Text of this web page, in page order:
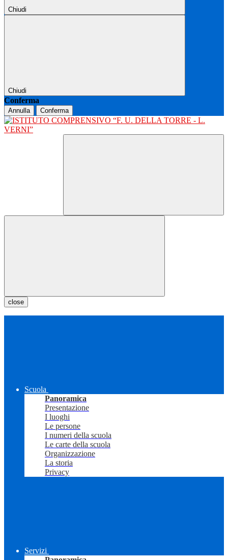
Chiudi
Chiudi
Conferma
Annulla Conferma
close
Scuola
Panoramica
Presentazione
I luoghi
Le persone
I numeri della scuola
Le carte della scuola
Organizzazione
La storia
Privacy
Servizi